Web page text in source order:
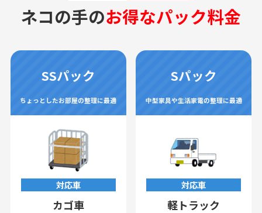
ネコの手のお得なパック料金
SSパック
ちょっとしたお部屋の整理に最適
対応車
カゴ車
Sパック
中型家具や生活家電の整理に最適
対応車
軽トラック